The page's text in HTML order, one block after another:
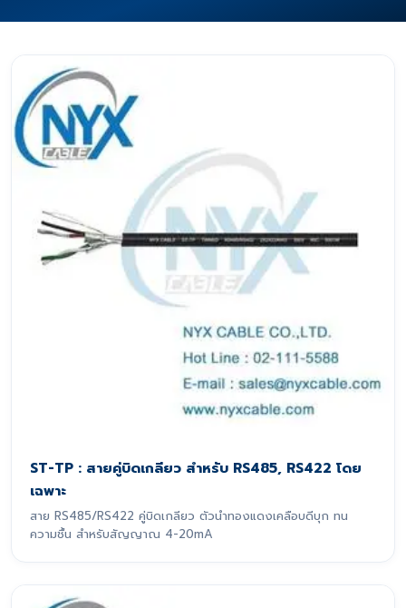
ST-TP : สายคู่บิดเกลียว สำหรับ RS485, RS422 โดย
เฉพาะ
สาย RS485/RS422 คู่บิดเกลียว ตัวนำทองแดงเคลือบดีบุก ทน
ความชื้น สำหรับสัญญาณ 4-20mA